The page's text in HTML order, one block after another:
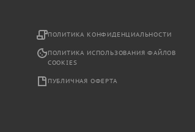
ПОЛИТИКА КОНФИДЕНЦИАЛЬНОСТИ
ПОЛИТИКА ИСПОЛЬЗОВАНИЯ ФАЙЛОВ
COOKIES
ПУБЛИЧНАЯ ОФЕРТА